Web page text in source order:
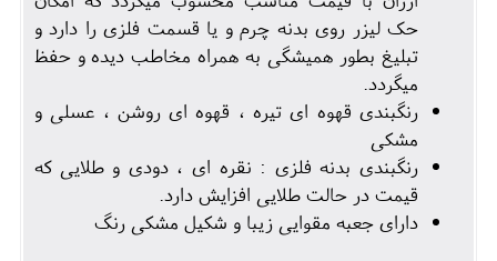
حک لیزر روی بدنه چرم و یا قسمت فلزی را دارد و
تبلیغ بطور همیشگی به همراه مخاطب دیده و حفظ
میگردد.
رنگبندی قهوه ای تیره ، قهوه ای روشن ، عسلی و
مشکی
رنگبندی بدنه فلزی : نقره ای ، دودی و طلایی که
قیمت در حالت طلایی افزایش دارد.
دارای جعبه مقوایی زیبا و شکیل مشکی رنگ